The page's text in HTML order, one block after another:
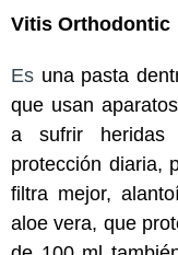
Vitis Orthodontic
Es una pasta
que usan
a sufrir heridas
protección diaria,
filtra mejor,
aloe vera, que